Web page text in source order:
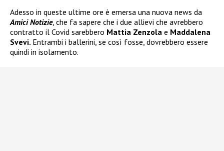
Adesso in queste ultime ore è emersa una nuova news da
Amici Notizie, che fa sapere che i due allievi che avrebbero
contratto il Covid sarebbero Mattia Zenzola e Maddalena
Svevi. Entrambi i ballerini, se così fosse, dovrebbero essere
quindi in isolamento.